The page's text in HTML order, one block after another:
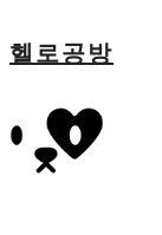
헬로공방